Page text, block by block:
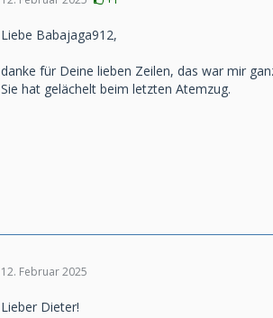
Liebe Babajaga912,
danke für Deine lieben Zeilen, das war mir
Sie hat gelächelt beim letzten Atemzug.
12. Februar 2025
Lieber Dieter!